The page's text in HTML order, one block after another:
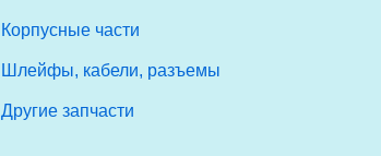
Корпусные части
Шлейфы, кабели, разъемы
Другие запчасти